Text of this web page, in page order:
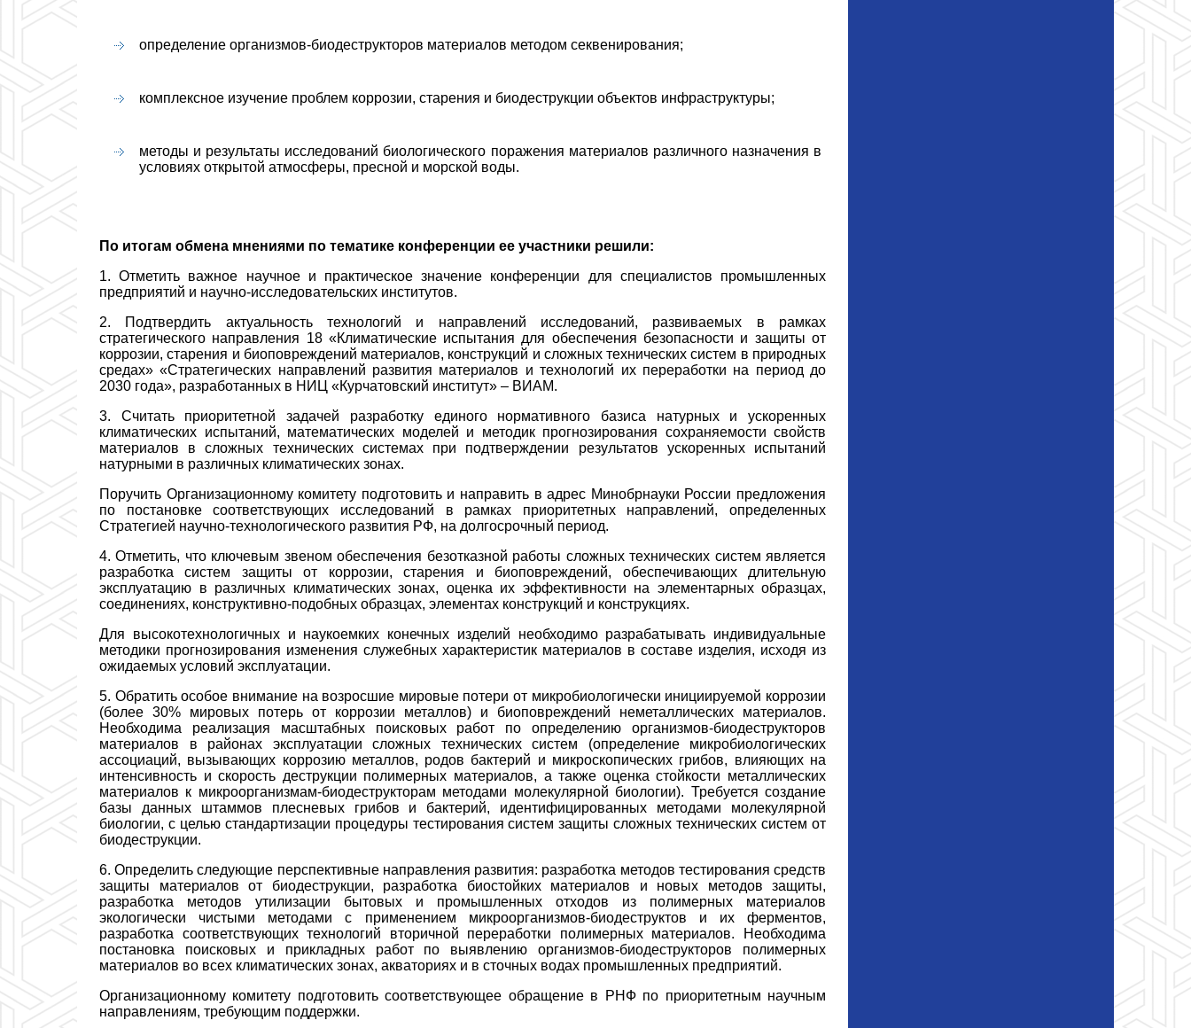
определение организмов-биодеструкторов материалов методом секвенирования;
комплексное изучение проблем коррозии, старения и биодеструкции объектов инфраструктуры;
методы и результаты исследований биологического поражения материалов различного назначения в
условиях открытой атмосферы, пресной и морской воды.
По итогам обмена мнениями по тематике конференции ее участники решили:
1.
Отметить важное научное и практическое значение конференции для специалистов промышленных
предприятий и научно-исследовательских институтов.
2. Подтвердить актуальность технологий и направлений исследований, развиваемых в рамках
стратегического направления 18 «Климатические испытания для обеспечения безопасности и защиты от
коррозии, старения и биоповреждений материалов, конструкций и сложных технических систем в природных
средах» «Стратегических направлений развития материалов и технологий их переработки на период до
2030 года», разработанных в НИЦ «Курчатовский институт» – ВИАМ.
3. Считать приоритетной задачей разработку единого нормативного базиса натурных и ускоренных
климатических испытаний, математических моделей и методик прогнозирования сохраняемости свойств
материалов в сложных технических системахпри подтверждении результатов ускоренных испытаний
натурными в различных климатических зонах.
Поручить Организационному комитету подготовить и направить в адрес Минобрнауки России предложения
по постановке соответствующих исследований в рамках приоритетных направлений, определенных
Стратегией научно-технологического развития РФ, на долгосрочный период.
4. Отметить, что ключевым звеном обеспечения безотказной работы сложных технических систем является
разработка систем защиты от коррозии, старения и биоповреждений, обеспечивающих длительную
эксплуатацию в различных климатических зонах, оценка их эффективности на элементарных образцах,
соединениях, конструктивно-подобных образцах, элементах конструкций и конструкциях.
Для высокотехнологичных и наукоемких конечных изделий необходимо разрабатывать индивидуальные
методики прогнозирования изменения служебных характеристик материалов в составе изделия, исходя из
ожидаемых условий эксплуатации.
5. Обратить особое внимание на возросшие мировые потери от микробиологически инициируемой коррозии
(более 30% мировых потерь от коррозии металлов) и биоповреждений неметаллических материалов.
Необходима реализация масштабных поисковых работ по определению организмов-биодеструкторов
материалов в районах эксплуатации сложных технических систем (определение микробиологических
ассоциаций, вызывающих коррозию металлов, родов бактерий и микроскопических грибов, влияющих на
интенсивность и скорость деструкции полимерных материалов, а также оценка стойкости металлических
материалов к микроорганизмам-биодеструкторам методами молекулярной биологии). Требуется создание
базы данных штаммов плесневых грибов и бактерий, идентифицированных методами молекулярной
биологии, с целью стандартизации процедуры тестирования систем защиты сложных технических систем от
биодеструкции.
6.Определить следующие перспективные направления развития: разработка методов тестирования средств
защиты материалов от биодеструкции, разработка биостойких материалов и новых методов защиты,
разработка методов утилизации бытовых и промышленных отходов из полимерных материалов
экологически чистыми методами с применением микроорганизмов-биодеструктов и их ферментов,
разработка соответствующих технологий вторичной переработки полимерных материалов. Необходима
постановка поисковых и прикладных работ по выявлению организмов-биодеструкторов полимерных
материалов во всех климатических зонах, акваториях и в сточных водах промышленных предприятий.
Организационному комитету подготовить соответствующее обращение в РНФ по приоритетным научным
направлениям, требующим поддержки.